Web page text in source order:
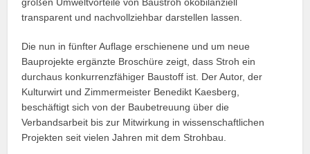
transparent und nachvollziehbar darstellen lassen.
Die nun in fünfter Auflage erschienene und um neue
Bauprojekte ergänzte Broschüre zeigt, dass Stroh ein
durchaus konkurrenzfähiger Baustoff ist. Der Autor, der
Kulturwirt und Zimmermeister Benedikt Kaesberg,
beschäftigt sich von der Baubetreuung über die
Verbandsarbeit bis zur Mitwirkung in wissenschaftlichen
Projekten seit vielen Jahren mit dem Strohbau.